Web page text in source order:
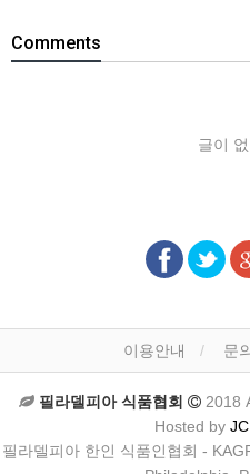
Comments
글이
이용안내 문
필라델피아 식품협회
2018
Hosted by
필라델피아 한인 식품인협회 -